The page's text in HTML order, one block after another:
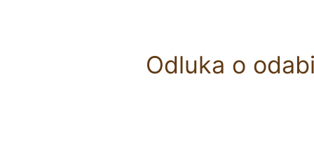
Odluka o